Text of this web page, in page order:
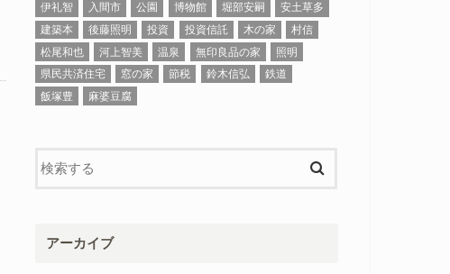
伊礼智
入間市 公園 博物館 堀部安嗣
安土草多
建築本
後藤照明 投資 投資信託 木の家
村信
松尾和也
河上智美 温泉 無印良品の家
照明
県民共済住宅
窓の家 節税 鈴木信弘
鉄道
飯塚豊
麻婆豆腐
アーカイブ